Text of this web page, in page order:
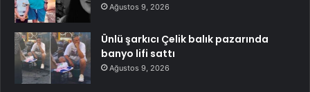
Ağustos 9, 2026
Ünlü şarkıcı Çelik balık pazarında
banyo lifi sattı
Ağustos 9, 2026